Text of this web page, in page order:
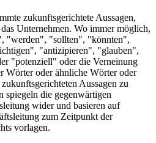
zukunftsgerichtete Aussagen,
Unternehmen. Wo immer möglich,
"werden", "sollten", "könnten",
"antizipieren", "glauben",
"potenziell" oder die Verneinung
Wörter oder ähnliche Wörter oder
Aussagen zu
spiegeln die gegenwärtigen
wider und basieren auf
zum Zeitpunkt der
vorlagen.